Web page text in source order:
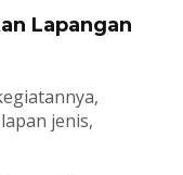
Lapangan
jenis,